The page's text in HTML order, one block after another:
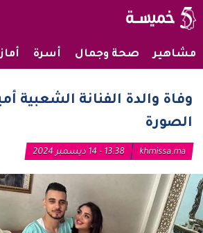
مشاهير صحة وجمال أسرة
وفاة والدة الفنانة الشعبية
الصورة
khmissa.ma 13:38 - 14 ديسمبر 2024